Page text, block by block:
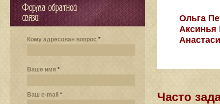
Ольга
Аксинья
Часто
Форма обратной
связи
Кому адресован вопрос *
Ваше имя *
Ваш e-mail *